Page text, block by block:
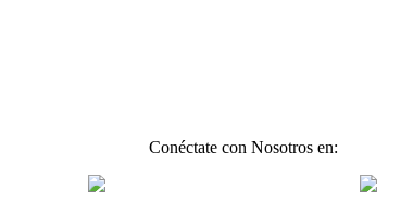
Conéctate con Nosotros en: